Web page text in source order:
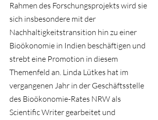
Rahmen des Forschungsprojekts wird sie
sich insbesondere mit der
Nachhaltigkeitstransition hin zu einer
Bioökonomie in Indien beschäftigen und
strebt eine Promotion in diesem
Themenfeld an. Linda Lütkes hat im
vergangenen Jahr in der Geschäftsstelle
des Bioökonomie-Rates NRW als
Scientific Writer gearbeitet und